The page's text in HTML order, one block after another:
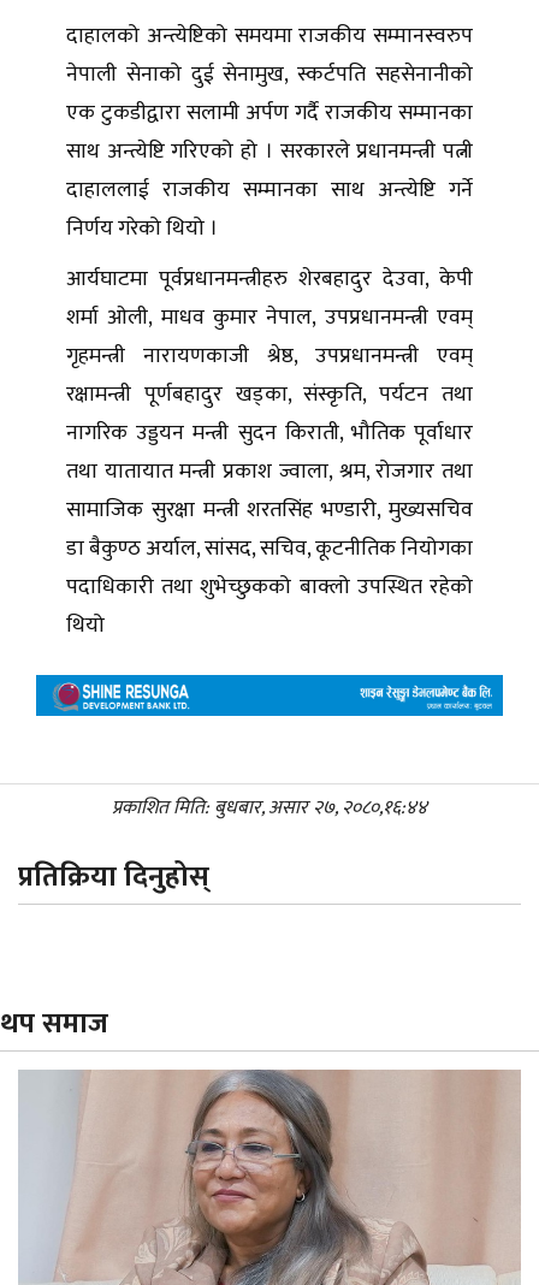
दाहालको अन्त्येष्टिको समयमा राजकीय सम्मानस्वरुप
नेपाली सेनाको दुई सेनामुख, स्कर्टपति सहसेनानीको
एक टुकडीद्वारा सलामी अर्पण गर्दै राजकीय सम्मानका
साथ अन्त्येष्टि गरिएको हो । सरकारले प्रधानमन्त्री पत्नी
दाहाललाई राजकीय सम्मानका साथ अन्त्येष्टि गर्ने
निर्णय गरेको थियो ।
आर्यघाटमा पूर्वप्रधानमन्त्रीहरु शेरबहादुर देउवा, केपी
शर्मा ओली, माधव कुमार नेपाल, उपप्रधानमन्त्री एवम्
गृहमन्त्री नारायणकाजी श्रेष्ठ, उपप्रधानमन्त्री एवम्
रक्षामन्त्री पूर्णबहादुर खड्का, संस्कृति, पर्यटन तथा
नागरिक उड्डयन मन्त्री सुदन किराती, भौतिक पूर्वाधार
तथा यातायात मन्त्री प्रकाश ज्वाला, श्रम, रोजगार तथा
सामाजिक सुरक्षा मन्त्री शरतसिंह भण्डारी, मुख्यसचिव
डा बैकुण्ठ अर्याल, सांसद, सचिव, कूटनीतिक नियोगका
पदाधिकारी तथा शुभेच्छुकको बाक्लो उपस्थित रहेको
थियो
प्रकाशित मिति: बुधबार, असार २७, २०८०,१६:४४
प्रतिक्रिया दिनुहोस्
थप समाज